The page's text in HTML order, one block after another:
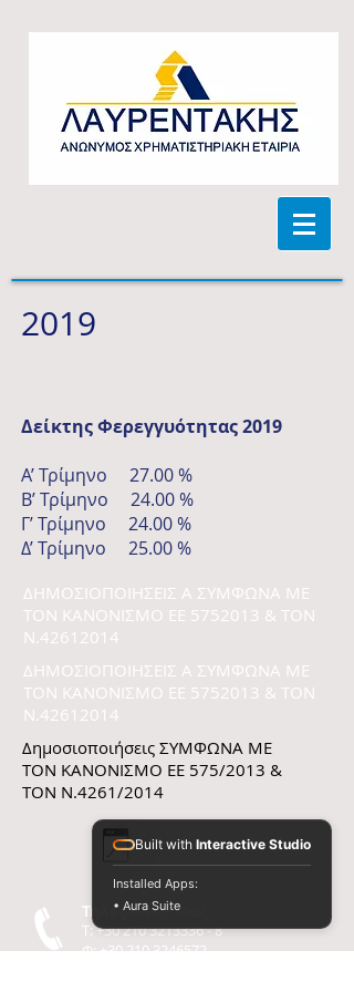
2019
Δείκτης Φερεγγυότητας 2019
A’ Τρίμηνο 27.00 %
B’ Τρίμηνο 24.00 %
Γ’ Τρίμηνο 24.00 %
Δ’ Τρίμηνο 25.00 %
ΔΗΜΟΣΙΟΠΟΙΗΣΕΙΣ Α ΣΥΜΦΩΝΑ ΜΕ
ΤON ΚΑΝΟΝΙΣΜΟ ΕΕ 5752013 & ΤΟΝ
Ν.42612014
ΔΗΜΟΣΙΟΠΟΙΗΣΕΙΣ Α ΣΥΜΦΩΝΑ ΜΕ
ΤON ΚΑΝΟΝΙΣΜΟ ΕΕ 5752013 & ΤΟΝ
Ν.42612014
Δημοσιοποιήσεις ΣΥΜΦΩΝΑ ΜΕ
ΤON ΚΑΝΟΝΙΣΜΟ ΕΕ 575/2013 &
ΤΟΝ Ν.4261/2014
Τηλεφωνο - Φαξ
T:+30 210 3213336 - 8
Φ: +30210 3246572
Built with Interactive Studio
Installed Apps:
• Aura Suite